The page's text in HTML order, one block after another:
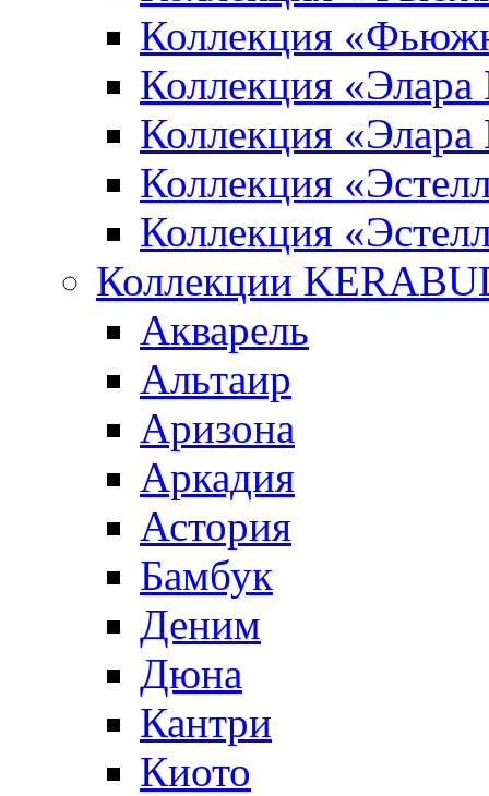
Коллекция
Коллекция «Элара
Коллекция «Элара
Коллекция
Коллекция
Коллекции
Акварель
Альтаир
Аризона
Аркадия
Астория
Бамбук
Деним
Дюна
Кантри
Киото